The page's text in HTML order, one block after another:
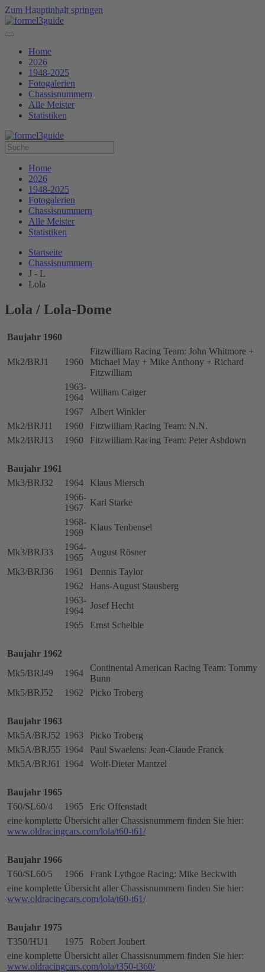
Zum Hauptinhalt springen
Home
2026
1948-2025
Fotogalerien
Chassisnummern
Alle Meister
Statistiken
Home
2026
1948-2025
Fotogalerien
Chassisnummern
Alle Meister
Statistiken
Startseite
Chassisnummern
J - L
Lola
Lola / Lola-Dome
Baujahr 1960
Mk2/BRJ1 1960
Fitzwilliam Racing Team: John Whitmore +
Michael May + Mike Anthony + Richard
Fitzwilliam
1963-
1964
William Caiger
1967
Albert Winkler
Mk2/BRJ11
1960
Fitzwilliam Racing Team: N.N.
Mk2/BRJ13
1960 Fitzwilliam Racing Team: Peter Ashdown
Baujahr 1961
Mk3/BRJ32
1964
Klaus Miersch
1966-
1967
Karl Starke
1968-
1969
Klaus Tenbensel
Mk3/BRJ33
1964-
1965
August Rösner
Mk3/BRJ36
1961
Dennis Taylor
1962
Hans-August Stausberg
1963-
1964
Josef Hecht
1965
Ernst Schelble
Baujahr 1962
Mk5/BRJ49
1964
Continental American Racing Team: Tommy
Bunn
Mk5/BRJ52
1962 Picko Troberg
Baujahr 1963
Mk5A/BRJ52 1963
Picko Troberg
Mk5A/BRJ55 1964
Paul Swaelens: Jean-Claude Franck
Mk5A/BRJ61
1964 Wolf-Dieter Mantzel
Baujahr 1965
T60/SL60/4
1965
Eric Offenstadt
eine komplette Übersicht aller Chassisnummern finden Sie hier:
www.oldracingcars.com/lola/t60-t61/
Baujahr 1966
T60/SL60/5
1966
Frank Lythgoe Racing: Mike Beckwith
eine komplette Übersicht aller Chassisnummern finden Sie hier:
www.oldracingcars.com/lola/t60-t61/
Baujahr 1975
T350/HU1
1975
Robert Joubert
eine komplette Übersicht aller Chassisnummern finden Sie hier:
www.oldracingcars.com/lola/t350-t360/